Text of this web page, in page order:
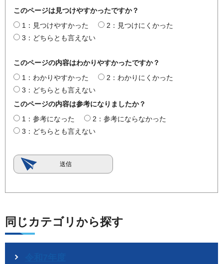
このページは見つけやすかったですか？
1：見つけやすかった
2：見つけにくかった
3：どちらとも言えない
このページの内容はわかりやすかったですか？
1：わかりやすかった
2：わかりにくかった
3：どちらとも言えない
このページの内容は参考になりましたか？
1：参考になった
2：参考にならなかった
3：どちらとも言えない
同じカテゴリから探す